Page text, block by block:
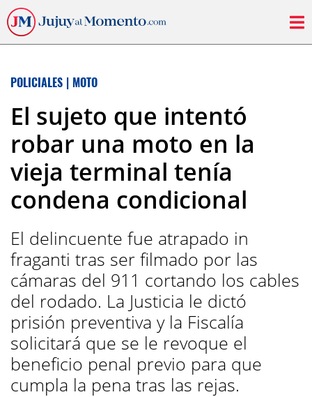
POLICIALES | MOTO
El sujeto que intentó
robar una moto en la
vieja terminal tenía
condena condicional
El delincuente fue atrapado in
fraganti tras ser filmado por las
cámaras del 911 cortando los cables
del rodado. La Justicia le dictó
prisión preventiva y la Fiscalía
solicitará que se le revoque el
beneficio penal previo para que
cumpla la pena tras las rejas.